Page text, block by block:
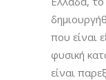
που είναι
φυσική
είναι